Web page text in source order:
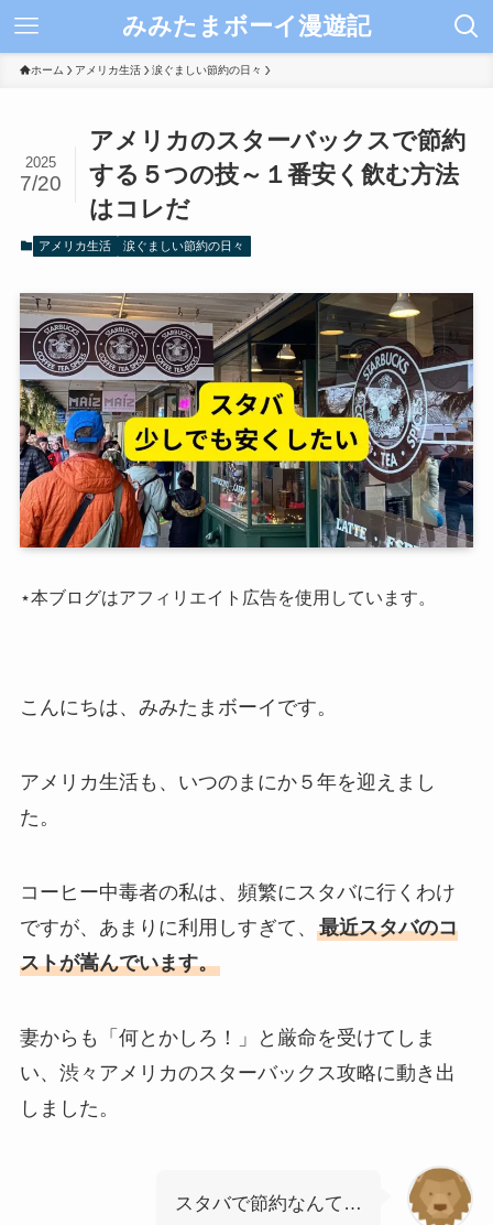
みみたまボーイ漫遊記
ホーム アメリカ生活 涙ぐましい節約の日々
アメリカのスターバックスで節約
する５つの技～１番安く飲む方法
はコレだ
2025
7/20
アメリカ生活 涙ぐましい節約の日々
⋆本ブログはアフィリエイト広告を使用しています。
こんにちは、みみたまボーイです。
アメリカ生活も、いつのまにか５年を迎えまし
た。
コーヒー中毒者の私は、頻繁にスタバに行くわけ
ですが、あまりに利用しすぎて、 最近スタバのコ
ストが嵩んでいます。
妻からも「何とかしろ！」と厳命を受けてしま
い、渋々アメリカのスターバックス攻略に動き出
しました。
スタバで節約なんて…